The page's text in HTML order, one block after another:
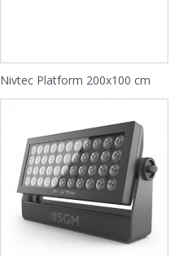
Nivtec Platform 200x100 cm